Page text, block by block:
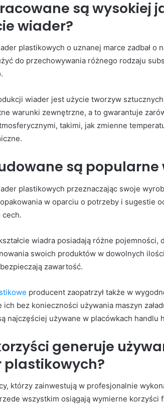
są wysokiej
wiader?
plastikowych o uznanej marce zadbał o
do przechowywania różnego rodzaju
wiader jest użycie tworzyw
warunki zewnętrzne, a to gwarantuje
takimi, jak zmienne
są popularne
plastikowych przeznaczając swoje
w oparciu o potrzeby i sugestie
cech.
wiadra posiadają różne
swoich produktów w dowolnych
zawartość.
producent zaopatrzył także w
ich bez konieczności używania maszyn
najczęściej używane w placówkach handlu
generuje
plastikowych?
którzy zainwestują w profesjonalnie
wszystkim osiągają wymierne korzyści